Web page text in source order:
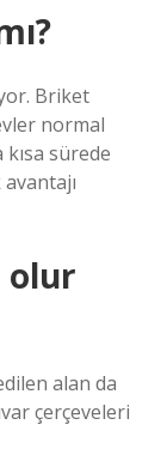
Briket
normal
sürede
olur
alan da
çerçeveleri